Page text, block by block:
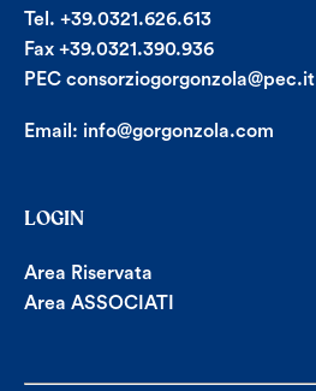
Tel. +39.0321.626.613
Fax +39.0321.390.936
PEC consorziogorgonzola@pec.it
Email: info@gorgonzola.com
LOGIN
Area Riservata
Area ASSOCIATI